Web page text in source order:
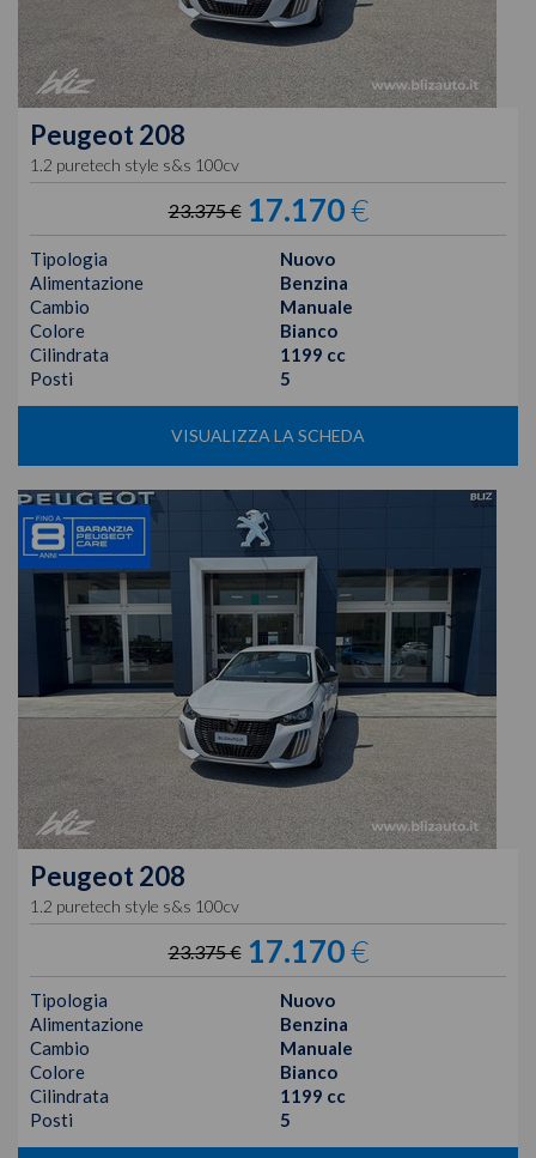
Peugeot 208
1.2 puretech style s&s 100cv
23.375 € 17.170€
Tipologia
Nuovo
Alimentazione
Benzina
Cambio
Manuale
Colore
Bianco
Cilindrata
1199 cc
Posti
5
VISUALIZZA LA SCHEDA
Peugeot 208
1.2 puretech style s&s 100cv
23.375 € 17.170€
Tipologia
Nuovo
Alimentazione
Benzina
Cambio
Manuale
Colore
Bianco
Cilindrata
1199 cc
Posti
5